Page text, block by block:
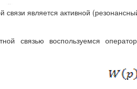
является активной
связью воспользуемся